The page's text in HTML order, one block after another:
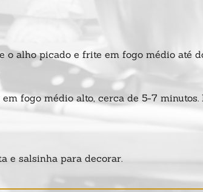
alho picado e frite em fogo médio até
fogo médio alto, cerca de 5-7 minutos.
e salsinha para decorar.